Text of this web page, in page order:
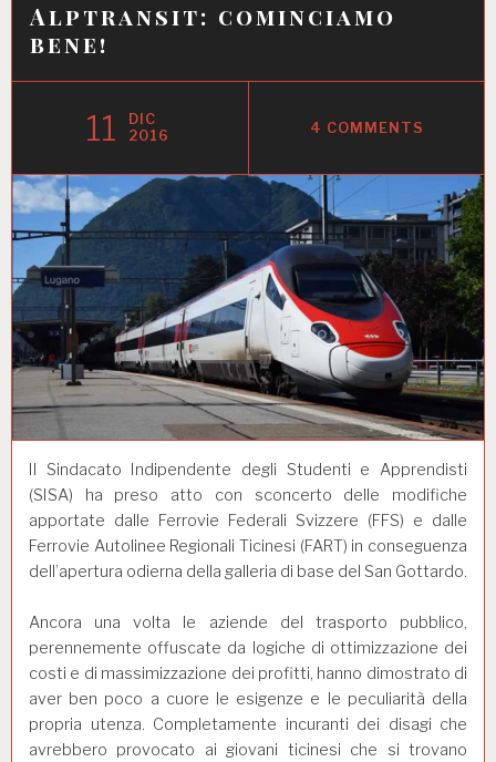
Alptransit: cominciamo
bene!
11
DIC
2016
4 COMMENTS
Il Sindacato Indipendente degli Studenti e Apprendisti
(SISA) ha preso atto con sconcerto delle modifiche
apportate dalle Ferrovie Federali Svizzere (FFS) e dalle
Ferrovie Autolinee Regionali Ticinesi (FART) in conseguenza
dell’apertura odierna della galleria di base del San Gottardo.
Ancora una volta le aziende del trasporto pubblico,
perennemente offuscate da logiche di ottimizzazione dei
costi e di massimizzazione dei profitti, hanno dimostrato di
aver ben poco a cuore le esigenze e le peculiarità della
propria utenza. Completamente incuranti dei disagi che
avrebbero provocato ai giovani ticinesi che si trovano